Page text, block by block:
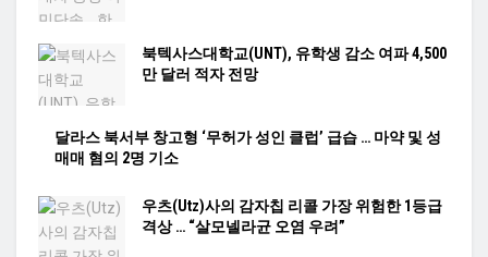
북텍사스대학교(UNT), 유학생 감소 여파 4,500
만 달러 적자 전망
달라스 북서부 창고형 ‘무허가 성인 클럽’ 급습 … 마약 및 성
매매 혐의 2명 기소
우츠(Utz)사의 감자칩 리콜 가장 위험한 1등급
격상 … “살모넬라균 오염 우려”